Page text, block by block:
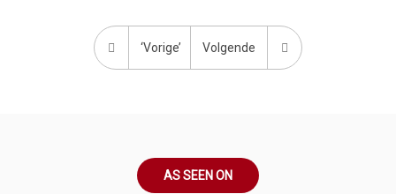
‘Vorige’ Volgende
AS SEEN ON